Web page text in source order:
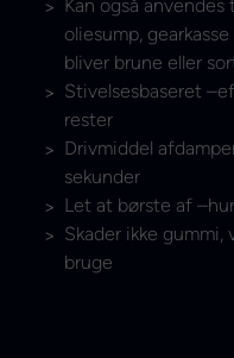
Kan også
oliesump,
bliver brune eller
Stivelsesbaseret
rester
Drivmiddel
sekunder
Let at børste af
Skader ikke gummi,
bruge